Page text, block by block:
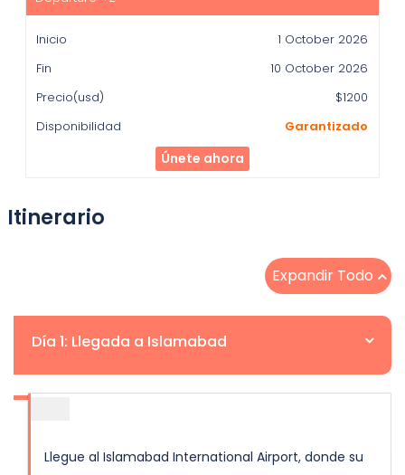
1 October 2026
10 October 2026
$1200
Garantizado
Únete ahora
Itinerario
Expandir Todo
Día 1: Llegada a Islamabad
Llegue al Islamabad International Airport, donde su